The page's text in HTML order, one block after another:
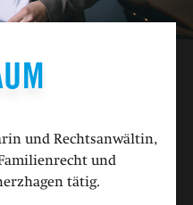
und Rechtsanwältin,
und
tätig.